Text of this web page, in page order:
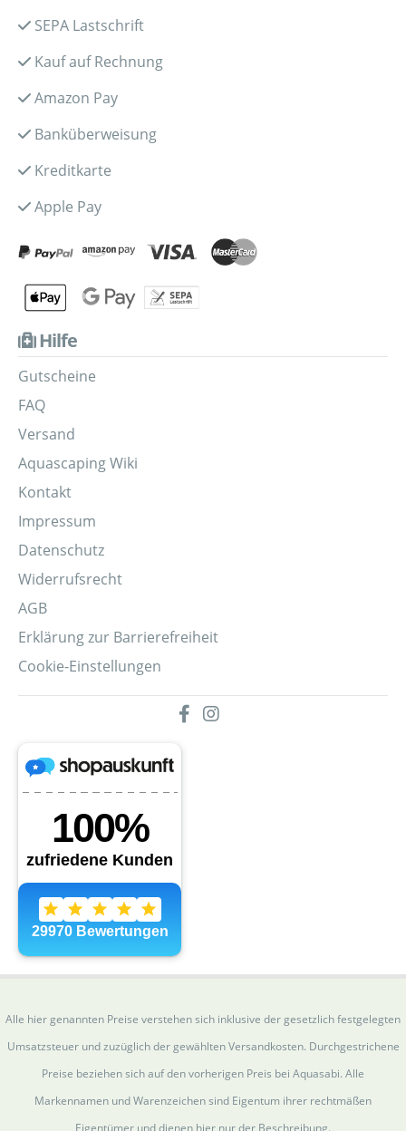
SEPA Lastschrift
Kauf auf Rechnung
Amazon Pay
Banküberweisung
Kreditkarte
Apple Pay
Hilfe
Gutscheine
FAQ
Versand
Aquascaping Wiki
Kontakt
Impressum
Datenschutz
Widerrufsrecht
AGB
Erklärung zur Barrierefreiheit
Cookie-Einstellungen
Alle hier genannten Preise verstehen sich inklusive der gesetzlich festgelegten
Umsatzsteuer und zuzüglich der gewählten Versandkosten. Durchgestrichene
Preise beziehen sich auf den vorherigen Preis bei Aquasabi. Alle
Markennamen und Warenzeichen sind Eigentum ihrer rechtmäßen
Eigentümer und dienen hier nur der Beschreibung.